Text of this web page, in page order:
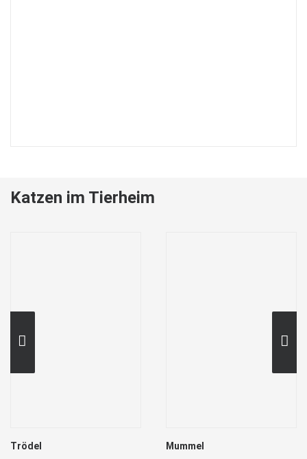
Katzen im Tierheim
Trödel Mummel